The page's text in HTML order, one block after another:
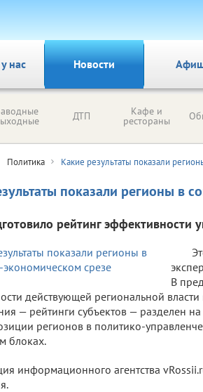
нас Новости
ДТП Кафе и
рестораны
Политика Какие результаты показали
показали регионы в
рейтинг эффективности
В
действующей региональной власти
— рейтинги субъектов — разделен
регионов в политико-
блоках.
информационного агентства